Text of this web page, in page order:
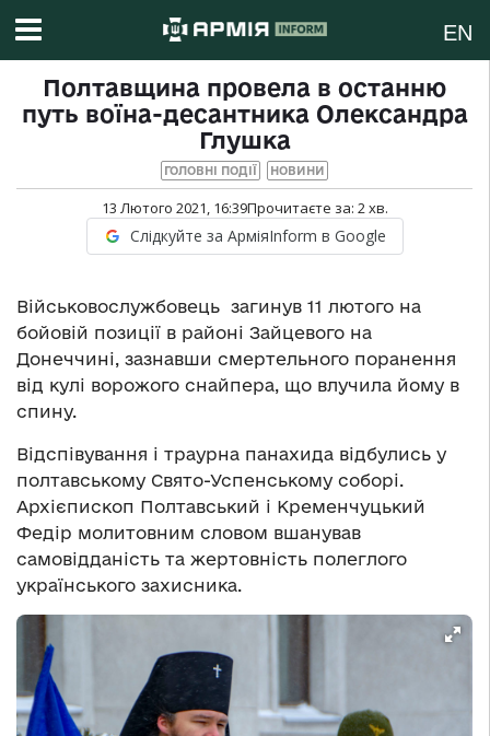
EN
Полтавщина провела в останню
путь воїна-десантника Олександра
Глушка
ГОЛОВНІ ПОДІЇ НОВИНИ
13 Лютого 2021, 16:39Прочитаєте за: 2хв.
Слідкуйте за АрміяInform в Google
Військовослужбовець загинув 11 лютого на
бойовій позиції в районі Зайцевого на
Донеччині, зазнавши смертельного поранення
від кулі ворожого снайпера, що влучила йому в
спину.
Відспівування і траурна панахида відбулись у
полтавському Свято-Успенському соборі.
Архієпископ Полтавський і Кременчуцький
Федір молитовним словом вшанував
самовідданість та жертовність полеглого
українського захисника.